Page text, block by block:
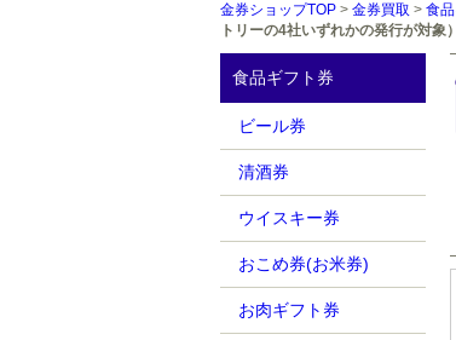
金券ショップTOP > 金券買取 > 食
トリーの4社いずれかの発行が対象
食品ギフト券
ビール券
清酒券
ウイスキー券
おこめ券(お米券)
お肉ギフト券